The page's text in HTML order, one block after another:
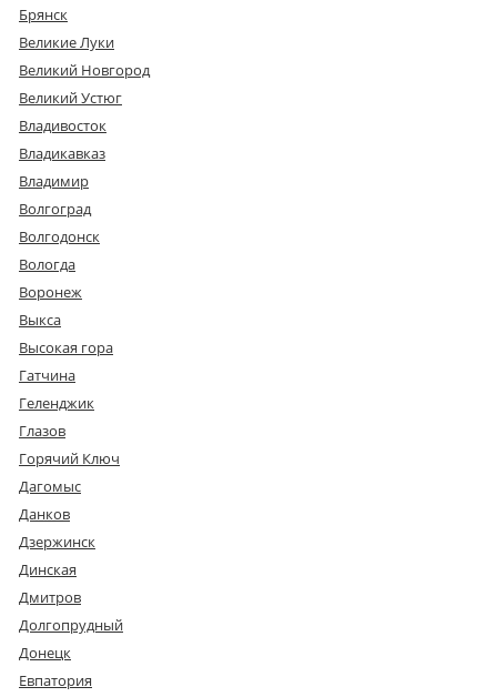
Брянск
Великие Луки
Великий Новгород
Великий Устюг
Владивосток
Владикавказ
Владимир
Волгоград
Волгодонск
Вологда
Воронеж
Выкса
Высокая гора
Гатчина
Геленджик
Глазов
Горячий Ключ
Дагомыс
Данков
Дзержинск
Динская
Дмитров
Долгопрудный
Донецк
Евпатория